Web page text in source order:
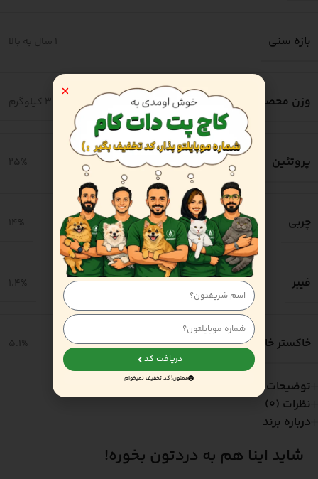
بازه سنی 1 سال به بالا
وزن محصول 3 کیلوگرم
پروتئین 25%
چربی 14%
فیبر 1.4%
خاکستر خام 5.1%
توضیحات
نظرات (0)
درباره برند
شاید اینا هم به دردتون بخوره!
دریافت کد
ممنون! کد تخفیف نمیخوام